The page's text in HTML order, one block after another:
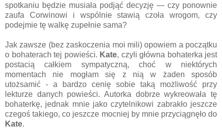
spotkaniu będzie musiała podjąć decyzję — czy ponownie
zaufa Corwinowi i wspólnie stawią czoła wrogom, czy
podejmie tę walkę zupełnie sama?
Jak zawsze (bez zaskoczenia moi mili) opowiem a początku
o bohaterach tej powieści. Kate, czyli główna bohaterka jest
postacią całkiem sympatyczną, choć w niektórych
momentach nie mogłam się z nią w żaden sposób
utożsamić - a bardzo cenię sobie taką możliwość przy
lekturze danych powieści. Autorka dobrze wykreowała tę
bohaterkę, jednak mnie jako czytelnikowi zabrakło jeszcze
czegoś takiego, co jeszcze mocniej by mnie przyciągnęło do
Kate.